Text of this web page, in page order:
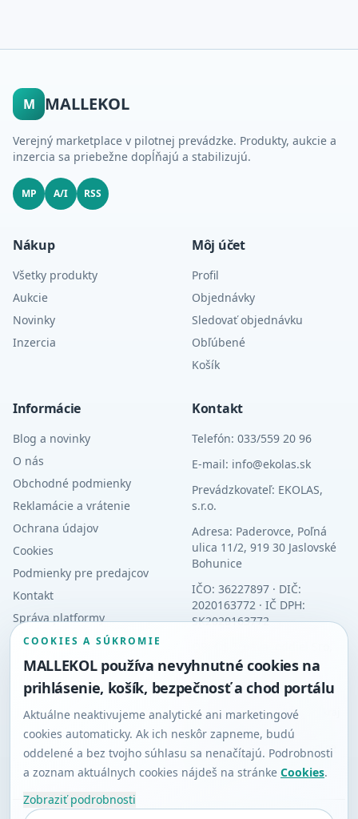
M MALLEKOL
Verejný marketplace v pilotnej prevádzke. Produkty, aukcie a
inzercia sa priebežne dopĺňajú a stabilizujú.
MP A/I RSS
Nákup
Všetky produkty
Aukcie
Novinky
Inzercia
Môj účet
Profil
Objednávky
Sledovať objednávku
Obľúbené
Košík
Informácie
Blog a novinky
O nás
Obchodné podmienky
Reklamácie a vrátenie
Ochrana údajov
Cookies
Podmienky pre predajcov
Kontakt
Správa platformy
Kontakt
Telefón: 033/559 20 96
E-mail: info@ekolas.sk
Prevádzkovateľ: EKOLAS,
s.r.o.
Adresa: Paderovce, Poľná
ulica 11/2, 919 30 Jaslovské
Bohunice
IČO: 36227897 · DIČ:
2020163772 · IČ DPH:
SK2020163772
vložka 11025/T
Orgán dozoru: Slovenská
obchodná inšpekcia (SOI),
Inšpektorát SOI pre Trnavský kraj
Alternatívne riešenie sporov
Platforma riešenia sporov online
(RSO)
COOKIES A SÚKROMIE
MALLEKOL používa nevyhnutné cookies na
prihlásenie, košík, bezpečnosť a chod portálu
Aktuálne neaktivujeme analytické ani marketingové
cookies automaticky. Ak ich neskôr zapneme, budú
oddelené a bez tvojho súhlasu sa nenačítajú. Podrobnosti
a zoznam aktuálnych cookies nájdeš na stránke Cookies.
Zobraziť podrobnosti